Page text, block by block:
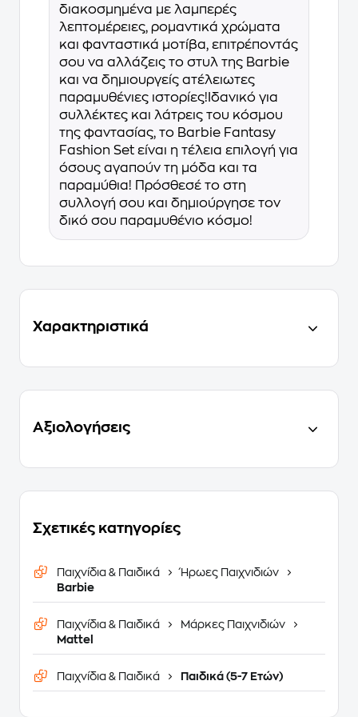
διακοσμημένα με λαμπερές
λεπτομέρειες, ρομαντικά χρώματα
και φανταστικά μοτίβα, επιτρέποντάς
σου να αλλάζεις το στυλ της Barbie
και να δημιουργείς ατέλειωτες
παραμυθένιες ιστορίες!Ιδανικό για
συλλέκτες και λάτρεις του κόσμου
της φαντασίας, το Barbie Fantasy
Fashion Set είναι η τέλεια επιλογή για
όσους αγαπούν τη μόδα και τα
παραμύθια! Πρόσθεσέ το στη
συλλογή σου και δημιούργησε τον
δικό σου παραμυθένιο κόσμο!
Χαρακτηριστικά
Αξιολογήσεις
Σχετικές κατηγορίες
Παιχνίδια & Παιδικά
Ήρωες Παιχνιδιών
Barbie
Παιχνίδια & Παιδικά
Μάρκες Παιχνιδιών
Mattel
Παιχνίδια & Παιδικά Παιδικά (5-7 Ετών)